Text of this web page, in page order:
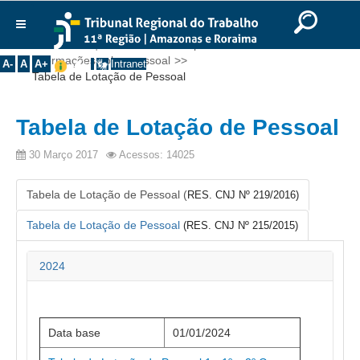
Ir para o rodapé
English
Português Español
A- A A+ Intranet
Institucional
Corregedoria
Composição
Desembargadores
Seções Especializadas
Turmas
Juízes Interior
Você está aqui:Início >> Transparência >>
Informações sobre pessoal >>
Tabela de Lotação de Pessoal
Tabela de Lotação de Pessoal
30 Março 2017 Acessos: 14025
Tabela de Lotação de Pessoal (RES. CNJ Nº 219/2016)
Tabela de Lotação de Pessoal (RES. CNJ Nº 215/2015)
2024
Data base 01/01/2024